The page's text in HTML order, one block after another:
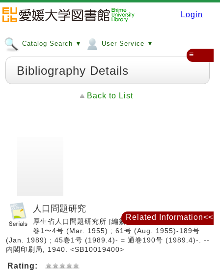
Login
Catalog Search ▼ User Service ▼
≡
Bibliography Details
Back to List
人口問題研究
厚生省人口問題研究所 [編纂]. -- 1卷1號 (昭15.4)-10
巻1〜4号 (Mar. 1955) ; 61号 (Aug. 1955)-189号
(Jan. 1989) ; 45巻1号 (1989.4)- = 通巻190号 (1989.4)-. --
内閣印刷局, 1940. <SB10019400>
Rating:
Related Information<<